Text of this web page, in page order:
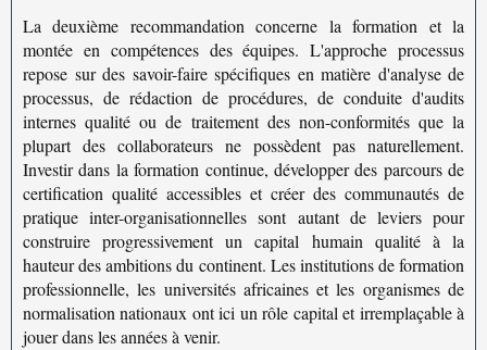
La deuxième recommandation concerne laformation et la
montée en compétencesdes équipes. L'approche processus
repose sur des savoir-faire spécifiques en matière d'analyse de
processus, de rédaction de procédures, de conduite d'audits
internes qualité ou de traitement des non-conformités que la
plupart des collaborateurs ne possèdent pas naturellement.
Investir dans la formation continue, développer des parcours de
certification qualité accessibles et créer des communautés de
pratique inter-organisationnelles sont autant de leviers pour
construire progressivement un capital humain qualité à la
hauteur des ambitions du continent. Les institutions de formation
professionnelle, les universités africaines et les organismes de
normalisation nationaux ont ici un rôle capital et irremplaçable à
jouer dans les années à venir.